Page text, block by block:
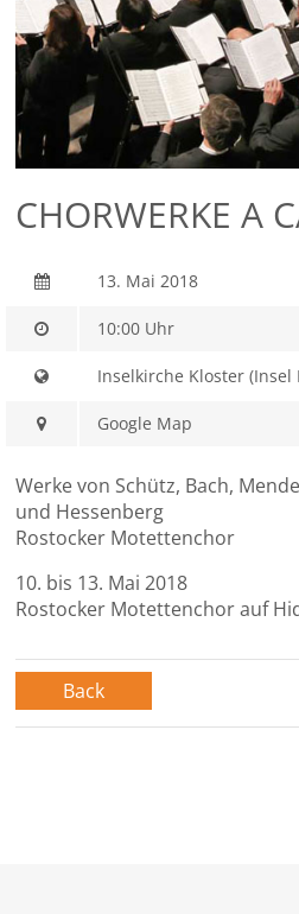
CHORWERKE A
13. Mai 2018
10:00 Uhr
Inselkirche Kloster (Insel
Google Map
Werke von Schütz, Bach,
und Hessenberg
Rostocker Motettenchor
10. bis 13. Mai 2018
Rostocker Motettenchor auf
Back